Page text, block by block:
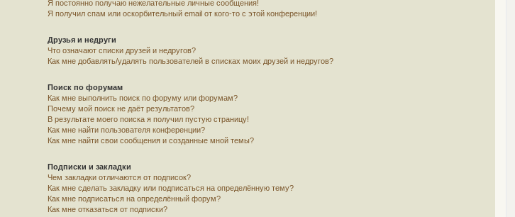
Я постоянно получаю нежелательные личные сообщения!
Я получил спам или оскорбительный email от кого-то с этой конференции!
Друзья и недруги
Что означают списки друзей и недругов?
Как мне добавлять/удалять пользователей в списках моих друзей и недругов?
Поиск по форумам
Как мне выполнить поиск по форуму или форумам?
Почему мой поиск не даёт результатов?
В результате моего поиска я получил пустую страницу!
Как мне найти пользователя конференции?
Как мне найти свои сообщения и созданные мной темы?
Подписки и закладки
Чем закладки отличаются от подписок?
Как мне сделать закладку или подписаться на определённую тему?
Как мне подписаться на определённый форум?
Как мне отказаться от подписки?